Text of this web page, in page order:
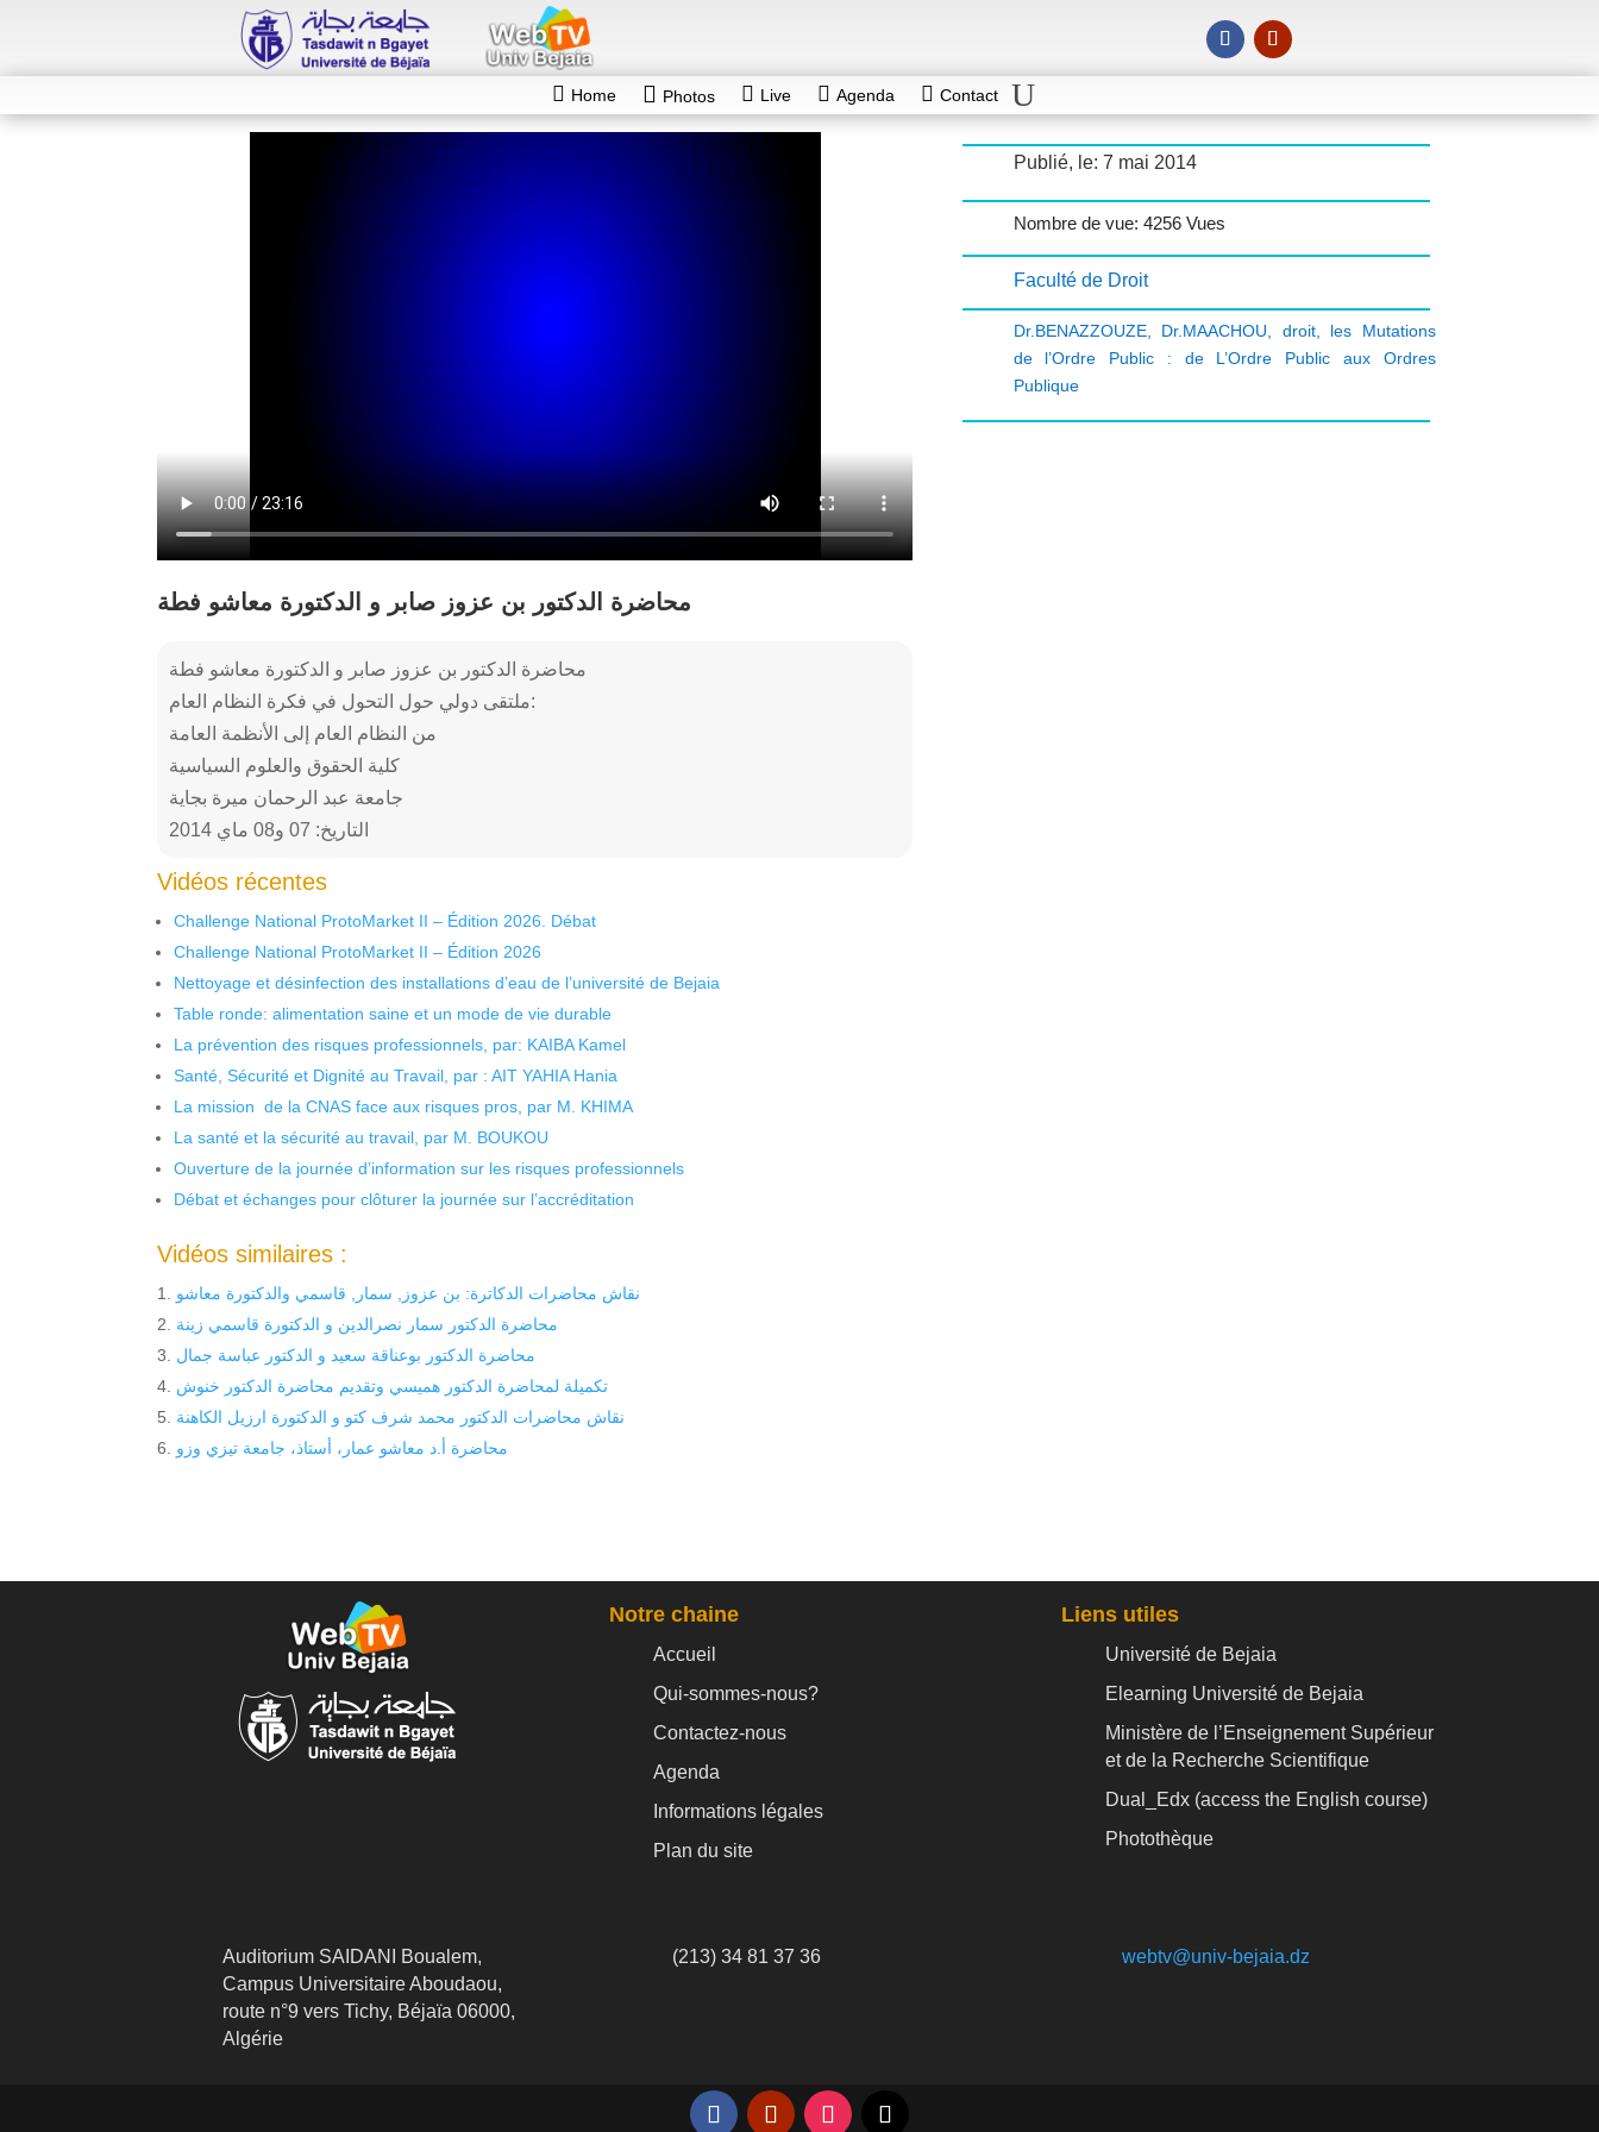
Home Photos Live Agenda Contact
محاضرة الدكتور بن عزوز صابر و الدكتورة معاشو فطة
محاضرة الدكتور بن عزوز صابر و الدكتورة معاشو فطة
ملتقى دولي حول التحول في فكرة النظام العام:
من النظام العام إلى الأنظمة العامة
كلية الحقوق والعلوم السياسية
جامعة عبد الرحمان ميرة بجاية
التاريخ: 07 و08 ماي 2014
Vidéos récentes
Challenge National ProtoMarket II – Édition 2026. Débat
Challenge National ProtoMarket II – Édition 2026
Nettoyage et désinfection des installations d’eau de l’université de Bejaia
Table ronde: alimentation saine et un mode de vie durable
La prévention des risques professionnels, par: KAIBA Kamel
Santé, Sécurité et Dignité au Travail, par : AIT YAHIA Hania
La mission de la CNAS face aux risques pros, par M. KHIMA
La santé et la sécurité au travail, par M. BOUKOU
Ouverture de la journée d’information sur les risques professionnels
Débat et échanges pour clôturer la journée sur l’accréditation
Vidéos similaires :
نقاش محاضرات الدكاترة: بن عزوز, سمار, قاسمي والدكتورة معاشو
محاضرة الدكتور سمار نصرالدين و الدكتورة قاسمي زينة
محاضرة الدكتور بوعناقة سعيد و الدكتور عباسة جمال
تكميلة لمحاضرة الدكتور هميسي وتقديم محاضرة الدكتور خنوش
نقاش محاضرات الدكتور محمد شرف كتو و الدكتورة ارزيل الكاهنة
محاضرة أ.د معاشو عمار، أستاذ، جامعة تيزي وزو
Publié, le: 7 mai 2014
Nombre de vue: 4256 Vues
Faculté de Droit
Dr.BENAZZOUZE, Dr.MAACHOU, droit, les Mutations
de l’Ordre Public : de L’Ordre Public aux Ordres
Publique
Notre chaine
Accueil
Qui-sommes-nous?
Contactez-nous
Agenda
Informations légales
Plan du site
Liens utiles
Université de Bejaia
Elearning Université de Bejaia
Ministère de l’Enseignement Supérieur
et de la Recherche Scientifique
Dual_Edx (access the English course)
Photothèque
Auditorium SAIDANI Boualem,
Campus Universitaire Aboudaou,
route n°9 vers Tichy, Béjaïa 06000,
Algérie
(213) 34 81 37 36 webtv@univ-bejaia.dz